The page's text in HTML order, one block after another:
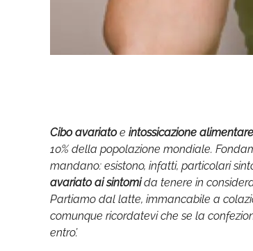
Cibo avariatoe intossicazione alimentare
10% della popolazione mondiale.
mandano: esistono, infatti, particolari
avariato ai sintomida tenere in
Partiamo dal latte, immancabile a
comunque ricordatevi che se la
entro’.